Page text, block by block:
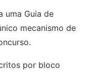
uma Guia de
mecanismo de
por bloco